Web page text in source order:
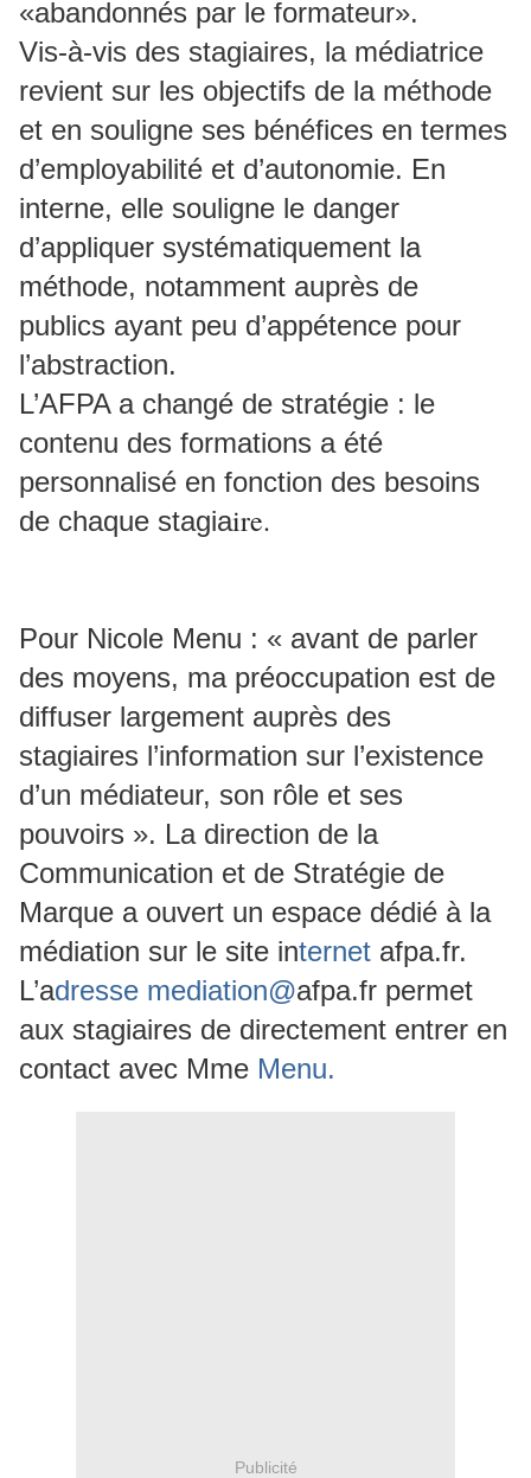
«abandonnés par le formateur».
Vis-à-vis des stagiaires, la médiatrice
revient sur les objectifs de la méthode
et en souligne ses bénéfices en termes
d’employabilité et d’autonomie. En
interne, elle souligne le danger
d’appliquer systématiquement la
méthode, notamment auprès de
publics ayant peu d’appétence pour
l’abstraction.
L’AFPA a changé de stratégie : le
contenu des formations a été
personnalisé en fonction des besoins
de chaque stagiaire.
Pour Nicole Menu : « avant de parler
des moyens, ma préoccupation est de
diffuser largement auprès des
stagiaires l’information sur l’existence
d’un médiateur, son rôle et ses
pouvoirs ». La direction de la
Communication et de Stratégie de
Marque a ouvert un espace dédié à la
médiation sur le site internet afpa.fr.
L’adresse mediation@afpa.fr permet
aux stagiaires de directement entrer en
contact avec Mme Menu.
Publicité